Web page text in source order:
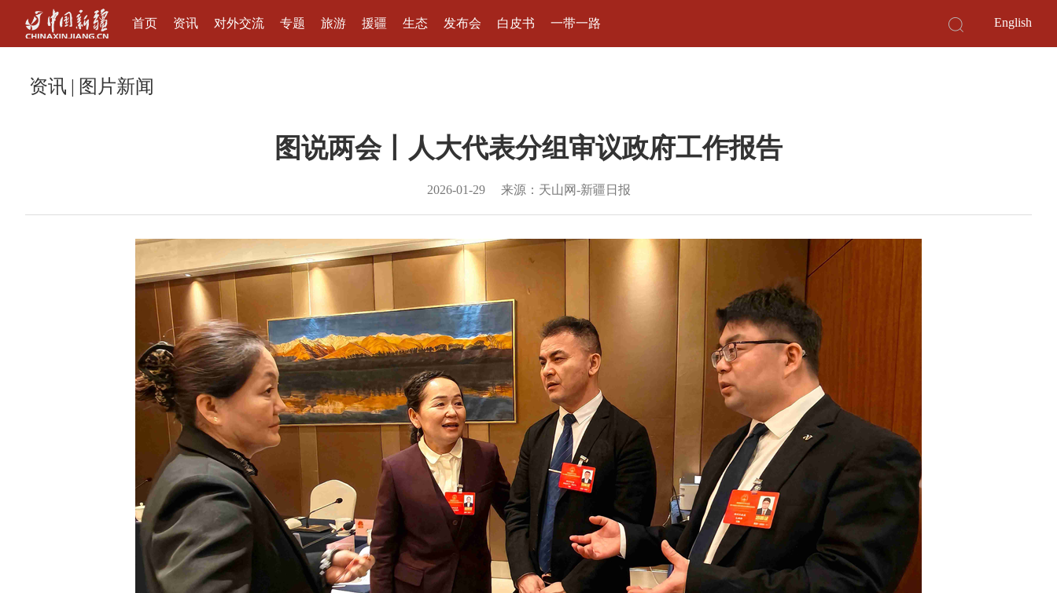
首页 资讯 对外交流 专题 旅游 援疆 生态 发布会 白皮书 一带一路 English
资讯 | 图片新闻
图说两会丨人大代表分组审议政府工作报告
2026-01-29 来源：天山网-新疆日报